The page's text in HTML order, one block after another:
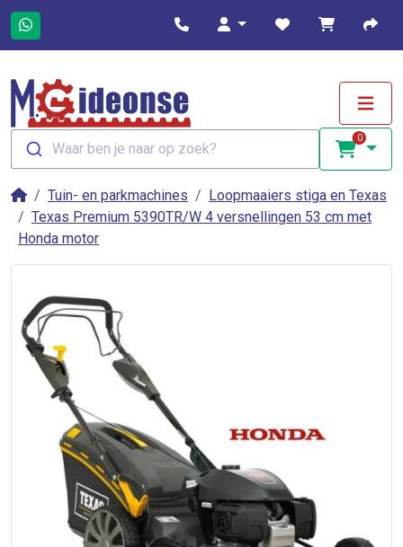
Waar ben je naar op zoek?
0
Tuin- en parkmachines
Loopmaaiers stiga en Texas
Texas Premium 5390TR/W 4 versnellingen 53 cm met
Honda motor